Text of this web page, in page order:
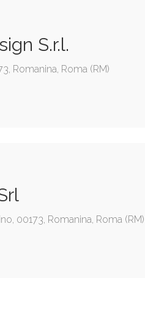
S.r.l.
Romanina, Roma (RM)
00173, Romanina, Roma (RM)